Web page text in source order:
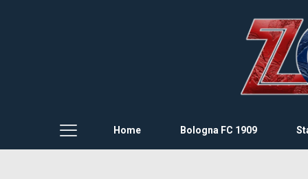
Home Bologna FC 1909